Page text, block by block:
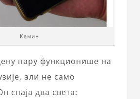
Камин
пару функционише на
али не само
спаја два света: